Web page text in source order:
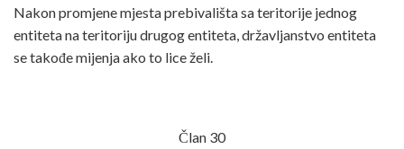
Nakon promjene mjesta prebivališta sa teritorije jednog
entiteta na teritoriju drugog entiteta, državljanstvo entiteta
se takođe mijenja ako to lice želi.
Član 30